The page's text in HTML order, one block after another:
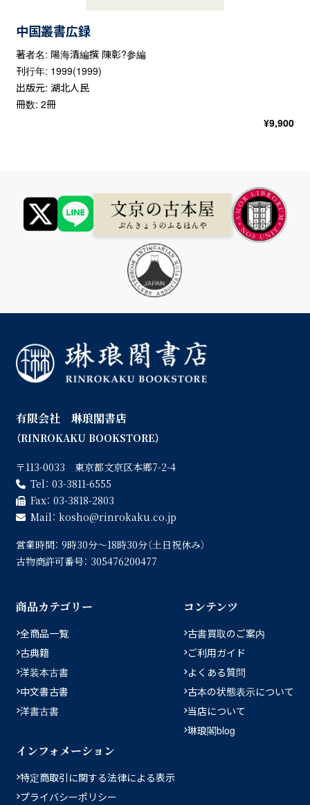
中国叢書広録
著者名: 陽海清編撰 陳彰?参編
刊行年: 1999(1999)
出版元: 湖北人民
冊数: 2冊
¥9,900
有限会社 琳琅閣書店
（RINROKAKU BOOKSTORE）
〒113-0033 東京都文京区本郷7-2-4
Tel： 03-3811-6555
Fax： 03-3818-2803
Mail： kosho
rinrokaku.co.jp
営業時間： 9時30分〜18時30分（土日祝休み）
古物商許可番号： 305476200477
商品カテゴリー
全商品一覧
古典籍
洋装本古書
中文書古書
洋書古書
コンテンツ
古書買取のご案内
ご利用ガイド
よくある質問
古本の状態表示について
当店について
琳琅閣blog
インフォメーション
特定商取引に関する法律による表示
プライバシーポリシー